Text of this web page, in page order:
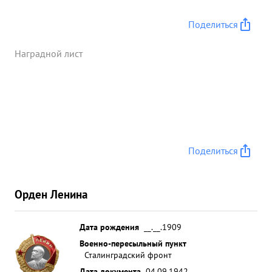
два населенных пункта уничтожил до батальона
офицеров в плен. ,40 разных пулеметов 70
потери для себя. В этом бою как и в прошлых
которое станет достоянием всего полка.
Тов.МАДАТЬЯН достоин награждения орденом
"ЛЕНИНА ...»
Поделиться
Наградной лист
Поделиться
Орден Ленина
Дата рождения
__.__.1909
Военно-пересыльный пункт
Сталинградский фронт